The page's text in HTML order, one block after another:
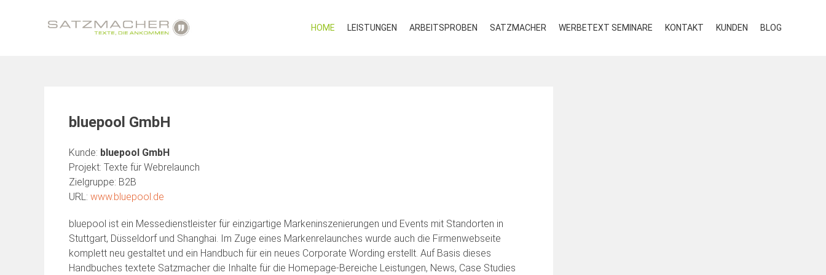
HOME LEISTUNGEN ARBEITSPROBEN SATZMACHER WERBETEXT SEMINARE KONTAKT KUNDEN BLOG
bluepool GmbH
Kunde: bluepool GmbH
Projekt: Texte für Webrelaunch
Zielgruppe: B2B
URL: www.bluepool.de
bluepool ist ein Messedienstleister für einzigartige Markeninszenierungen und Events mit Standorten in
Stuttgart, Düsseldorf und Shanghai. Im Zuge eines Markenrelaunches wurde auch die Firmenwebseite
komplett neu gestaltet und ein Handbuch für ein neues Corporate Wording erstellt. Auf Basis dieses
Handbuches textete Satzmacher die Inhalte für die Homepage-Bereiche Leistungen, News, Case Studies